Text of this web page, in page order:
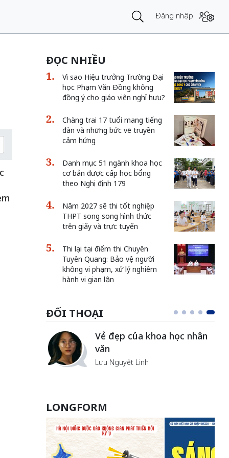
Đăng nhập
ĐỌC NHIỀU
Vì sao Hiệu trưởng Trường Đại
học Phạm Văn Đồng không
đồng ý cho giáo viên nghỉ hưu?
Chàng trai 17 tuổi mang tiếng
đàn và những bức vẽ truyền
cảm hứng
Danh mục 51 ngành khoa học
cơ bản được cấp học bổng
theo Nghị định 179
Năm 2027 sẽ thi tốt nghiệp
THPT song song hình thức
trên giấy và trực tuyến
Thi lại tại điểm thi Chuyên
Tuyên Quang: Bảo vệ người
không vi phạm, xử lý nghiêm
hành vi gian lận
ĐỐI THOẠI
Vẻ đẹp của khoa học nhân
văn
Lưu Nguyệt Linh
LONGFORM